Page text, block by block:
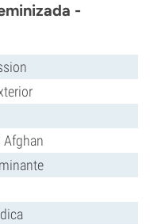
-
Afghan